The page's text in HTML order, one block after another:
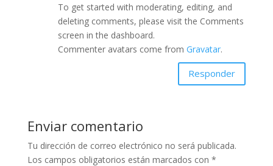
To get started with moderating, editing, and
deleting comments, please visit the Comments
screen in the dashboard.
Commenter avatars come from Gravatar.
Responder
Enviar comentario
Tu dirección de correo electrónico no será publicada.
Los campos obligatorios están marcados con *